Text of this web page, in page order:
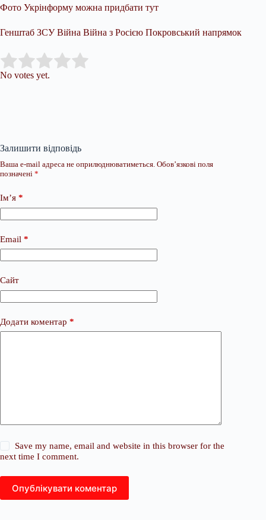
Фото Укрінформу можна придбати тут
Генштаб ЗСУ Війна Війна з Росією Покровський напрямок
Rate this item:
No votes yet.
Залишити відповідь
Ваша e-mail адреса не оприлюднюватиметься. Обов’язкові поля
позначені *
Ім’я *
Email *
Сайт
Додати коментар *
Save my name, email and website in this browser for the
next time I comment.
Опублікувати коментар